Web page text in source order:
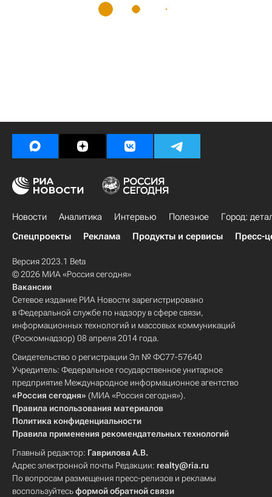
Новости Аналитика Интервью Полезное
Город:
Спецпроекты
Реклама Продукты и сервисы Пресс-
Версия 2023.1 Beta
© 2026 МИА «Россия сегодня»
Вакансии
Сетевое издание РИА Новости зарегистрировано
в Федеральной службе по надзору в сфере связи,
информационных технологий и массовых коммуникаций
(Роскомнадзор) 08 апреля 2014 года.
Свидетельство о регистрации Эл № ФС77-57640
Учредитель: Федеральное государственное унитарное
предприятие Международное информационное агентство
«Россия сегодня» (МИА «Россия сегодня»).
Правила использования материалов
Политика конфиденциальности
Правила применения рекомендательных технологий
Главный редактор: Гаврилова А.В.
Адрес электронной почты Редакции: realty@ria.ru
По вопросам размещения пресс-релизов и рекламы
воспользуйтесьформой обратной связи